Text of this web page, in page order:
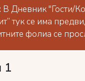
В Дневник "Гости/
тук се има
фолиа се
1